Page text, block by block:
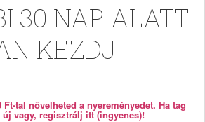
30 NAP ALATT
KEZDJ
tal növelheted a nyereményedet. Ha tag
vagy, regisztrálj itt (ingyenes)!